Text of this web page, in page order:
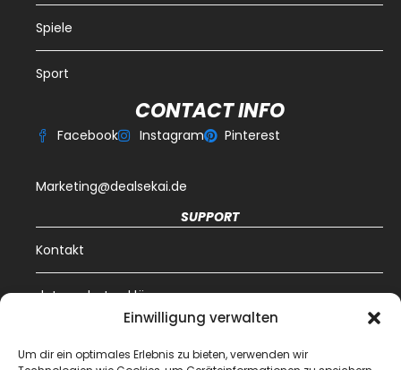
Einwilligung verwalten
Um dir ein optimales Erlebnis zu bieten, verwenden wir
Spiele
Sport
CONTACT INFO
Facebook Instagram Pinterest
Marketing@dealsekai.de
SUPPORT
Kontakt
datenschutzerklärung